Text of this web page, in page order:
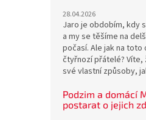
28.04.2026
Jaro je obdobím, kdy
a my se těšíme na
počasí. Ale jak na toto
čtyřnozí přátelé? Víte,
své vlastní způsoby,
Podzim a domácí
postarat o jejich